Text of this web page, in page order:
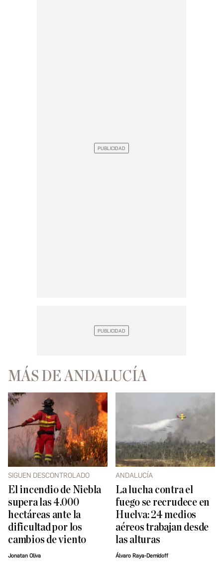
MÁS DE ANDALUCÍA
SIGUEN DESCONTROLADO
El incendio de Niebla
supera las 4.000
hectáreas ante la
dificultad por los
cambios de viento
Jonatan Oliva
ANDALUCÍA
La lucha contra el
fuego se recrudece en
Huelva: 24 medios
aéreos trabajan desde
las alturas
Álvaro Raya-Demidoff